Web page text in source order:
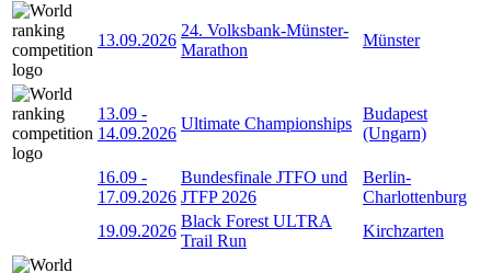
13.09.2026
24. Volksbank-Münster-
Marathon
Münster
13.09 -
14.09.2026
Ultimate Championships
Budapest
(Ungarn)
16.09 -
17.09.2026
Bundesfinale JTFO und
JTFP 2026
Berlin-
Charlottenburg
19.09.2026
Black Forest ULTRA
Trail Run
Kirchzarten